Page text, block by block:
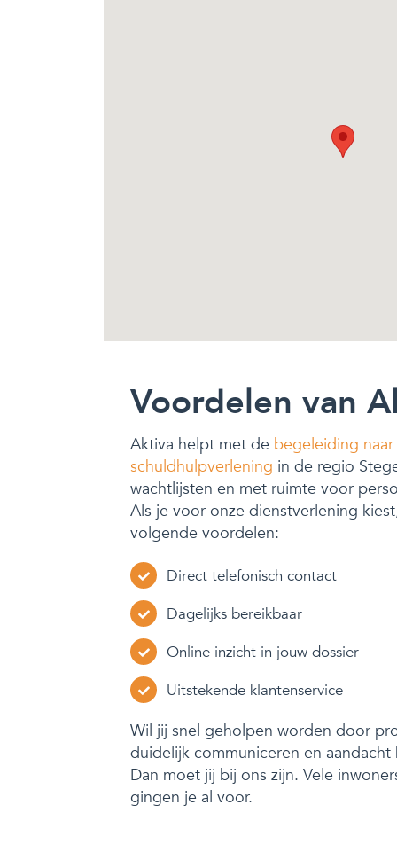
Voordelen van
Aktiva helpt met de begeleiding naar
schuldhulpverlening in de regio
wachtlijsten en met ruimte voor
Als je voor onze dienstverlening
volgende voordelen:
Direct telefonisch contact
Dagelijks bereikbaar
Online inzicht in jouw dossier
Uitstekende klantenservice
Wil jij snel geholpen worden door
duidelijk communiceren en
Dan moet jij bij ons zijn. Vele
gingen je al voor.